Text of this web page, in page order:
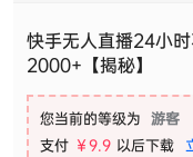
快手无人直播24小
2000+【揭秘】
您当前的等级为 游客
支付 ￥9.9 以后下载